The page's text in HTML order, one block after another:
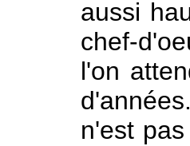
aussi
chef-
l'on
n'est